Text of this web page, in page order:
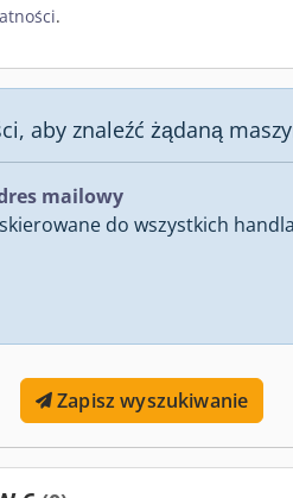
.
aby znaleźć żądaną
mailowy
skierowane do wszystkich
Zapisz wyszukiwanie